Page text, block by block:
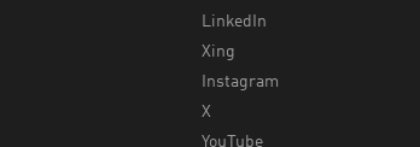
LinkedIn
Xing
Instagram
X
YouTube